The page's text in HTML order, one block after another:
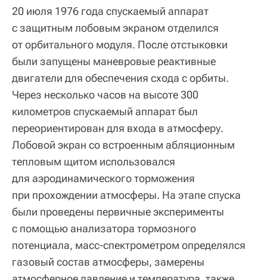
20 июля 1976 года спускаемый аппарат
с защитным лобовым экраном отделился
от орбитального модуля. После отстыковки
были запущены маневровые реактивные
двигатели для обеспечения схода с орбиты.
Через несколько часов на высоте 300
километров спускаемый аппарат был
переориентирован для входа в атмосферу.
Лобовой экран со встроенным абляционным
тепловым щитом использовался
для аэродинамического торможения
при прохождении атмосферы. На этапе спуска
были проведены первичные эксперименты
с помощью анализатора тормозного
потенциала, масс-спектрометром определялся
газовый состав атмосферы, замерены